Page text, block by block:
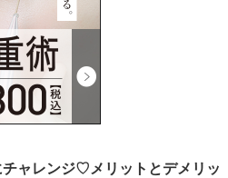
チャレンジ♡メリットとデメリッ